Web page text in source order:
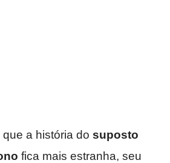
a história do suposto
fica mais estranha, seu